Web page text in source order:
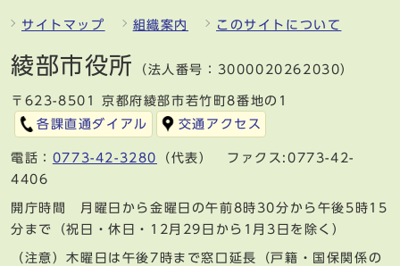
サイトマップ 組織案内 このサイトについて
綾部市役所 （法人番号：3000020262030）
〒623-8501 京都府綾部市若竹町8番地の1
各課直通ダイアル
交通アクセス
電話： 0773-42-3280
（代表） ファクス:0773-42-
4406
開庁時間 月曜日から金曜日の午前8時30分から午後5時15
分まで（祝日・休日・12月29日から1月3日を除く）
（注意）木曜日は午後7時まで窓口延長（戸籍・国保関係の